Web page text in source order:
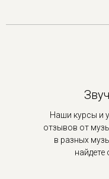
Наши курсы и
отзывов от
в разных
найдете